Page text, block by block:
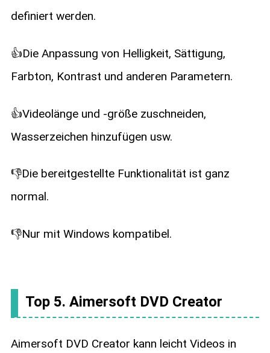
definiert werden.
👍Die Anpassung von Helligkeit, Sättigung,
Farbton, Kontrast und anderen Parametern.
👍Videolänge und -größe zuschneiden,
Wasserzeichen hinzufügen usw.
👎Die bereitgestellte Funktionalität ist ganz
normal.
👎Nur mit Windows kompatibel.
Top 5. Aimersoft DVD Creator
Aimersoft DVD Creator kann leicht Videos in